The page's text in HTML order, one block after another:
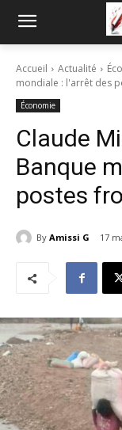
Accueil Actualité
mondiale : l'arrêt des
Économie
Claude
Banque
postes
By Amissi G 17